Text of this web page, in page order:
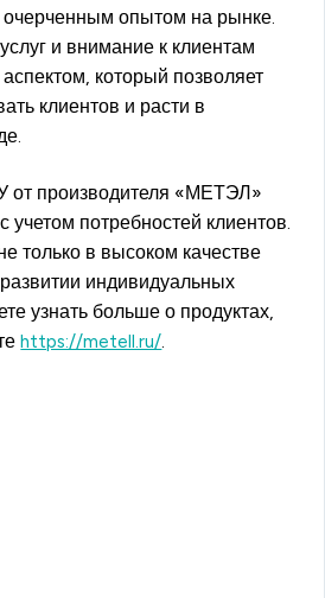
очерченным опытом на рынке.
и внимание к клиентам
который позволяет
клиентов и расти в
производителя «МЕТЭЛ»
учетом потребностей клиентов.
только в высоком качестве
индивидуальных
узнать больше о продуктах,
https://metell.ru/.